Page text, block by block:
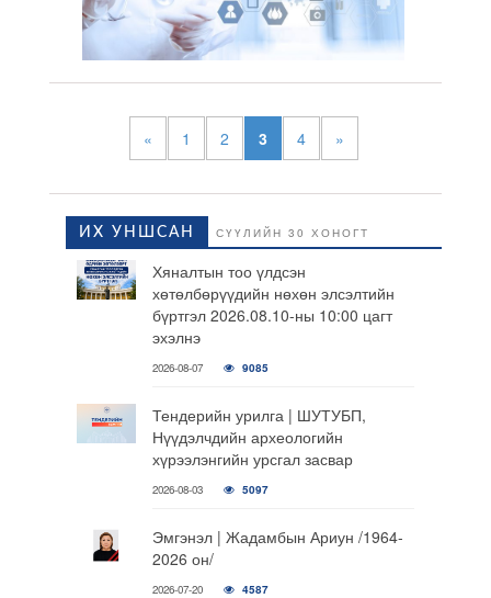
« 1 2 3 4 »
ИХ УНШСАН СҮҮЛИЙН 30 ХОНОГТ
Хяналтын тоо үлдсэн
хөтөлбөрүүдийн нөхөн элсэлтийн
бүртгэл 2026.08.10-ны 10:00 цагт
эхэлнэ
2026-08-07 9085
Тендерийн урилга | ШУТУБП,
Нүүдэлчдийн археологийн
хүрээлэнгийн урсгал засвар
2026-08-03 5097
Эмгэнэл | Жадамбын Ариун /1964-
2026 он/
2026-07-20 4587